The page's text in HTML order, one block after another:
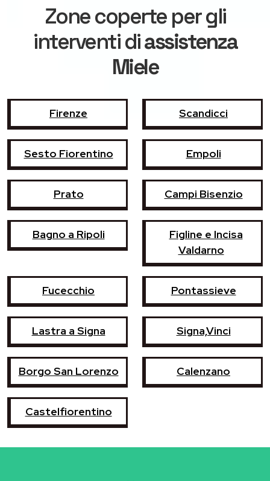
Zone coperte per gli
interventi diassistenza
Miele
Firenze Scandicci
Sesto Fiorentino Empoli
Prato Campi Bisenzio
Bagno a Ripoli
Figline e Incisa
Valdarno
Fucecchio Pontassieve
Lastra a Signa Signa,Vinci
Borgo San Lorenzo Calenzano
Castelfiorentino